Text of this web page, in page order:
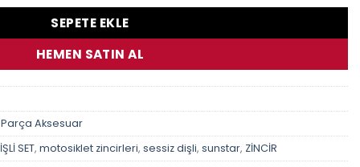
SEPETE EKLE
HEMEN SATIN AL
Aksesuar
SET, motosiklet zincirleri, sessiz dişli, sunstar, ZİNCİR